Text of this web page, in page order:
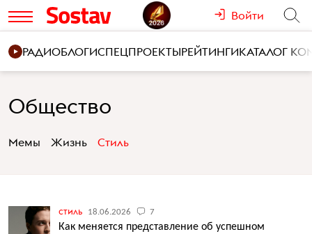
Войти
РАДИОБЛОГИСПЕЦПРОЕКТЫРЕЙТИНГИКАТАЛОГ
Общество
Мемы Жизнь Стиль
стиль 18.06.2026 7
Как меняется представление об успешном